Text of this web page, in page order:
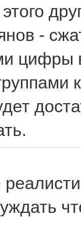
-
цифры